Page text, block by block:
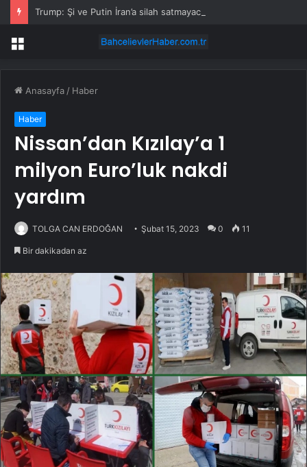
Trump: Şi ve Putin İran’a silah satmayacaklarını söyledi
Menü
Anasayfa / Haber
Haber
Nissan’dan Kızılay’a 1
milyon Euro’luk nakdi
yardım
TOLGA CAN ERDOĞAN Şubat 15, 2023 0 11
Bir dakikadan az